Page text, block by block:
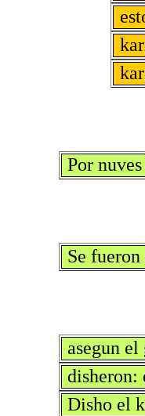
Por
Se
asegun
disheron:
Disho el